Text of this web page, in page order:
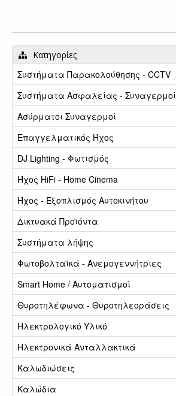
Κατηγορίες
Συστήματα Παρακολούθησης - CCTV
Συστήματα Ασφαλείας - Συναγερμοί
Ασύρματοι Συναγερμοί
Επαγγελματικός Ήχος
DJ Lighting - Φωτισμός
Ήχος HiFi - Home Cinema
Ήχος - Εξοπλισμός Αυτοκινήτου
Δικτυακά Προϊόντα
Συστήματα λήψης
Φωτοβολταϊκά - Ανεμογεννήτριες
Smart Home / Αυτοματισμοί
Θυροτηλέφωνα - Θυροτηλεοράσεις
Ηλεκτρολογικό Υλικό
Ηλεκτρονικά Ανταλλακτικά
Καλωδιώσεις
Καλώδια